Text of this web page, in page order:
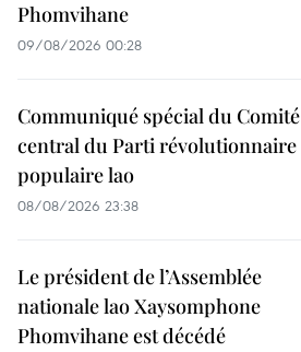
Phomvihane
09/08/2026 00:28
Communiqué spécial du Comité
central du Parti révolutionnaire
populaire lao
08/08/2026 23:38
Le président de l’Assemblée
nationale lao Xaysomphone
Phomvihane est décédé